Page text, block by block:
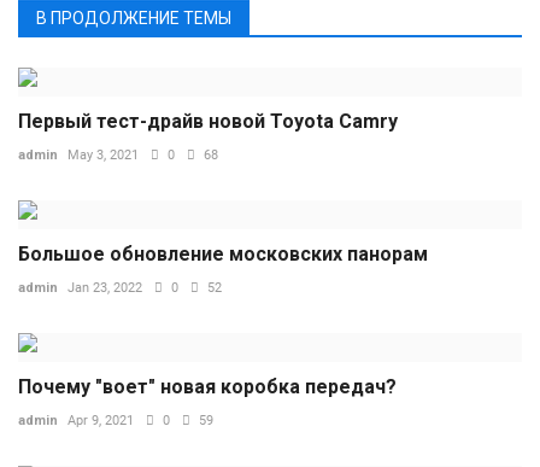
В ПРОДОЛЖЕНИЕ ТЕМЫ
Первый тест-драйв новой Toyota Camry
admin May 3, 2021 0 68
Большое обновление московских панорам
admin Jan 23, 2022 0 52
Почему "воет" новая коробка передач?
admin Apr 9, 2021 0 59